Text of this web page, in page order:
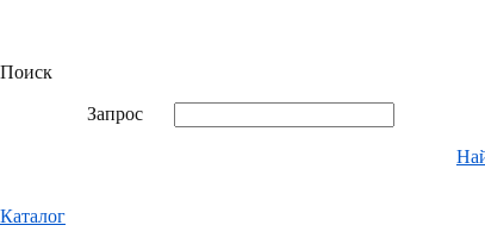
Поиск
Запрос
Каталог